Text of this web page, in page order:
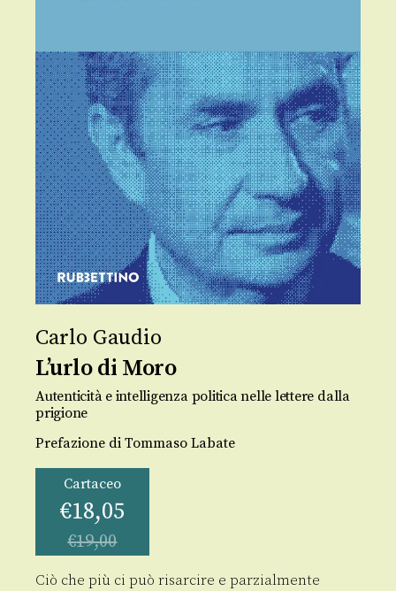
Carlo Gaudio
L’urlo di Moro
Autenticità e intelligenza politica nelle lettere dalla
prigione
Prefazione di Tommaso Labate
Cartaceo
€18,05
€19,00
Ciò che più ci può risarcire e parzialmente